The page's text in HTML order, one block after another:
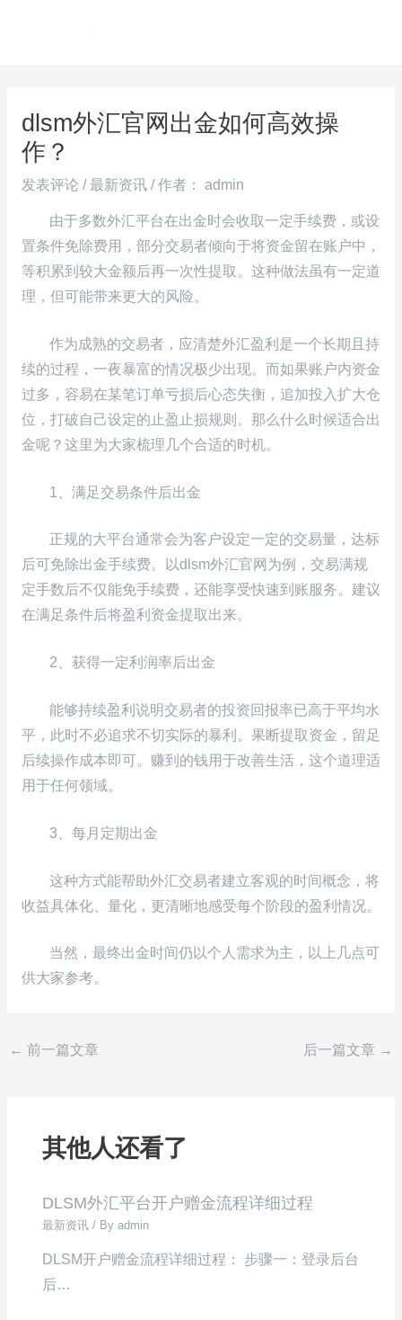
dlsm外汇官网出金如何高效操
作？
发表评论 /最新资讯/ 作者： admin
由于多数外汇平台在出金时会收取一定手续费，或设
置条件免除费用，部分交易者倾向于将资金留在账户中，
等积累到较大金额后再一次性提取。这种做法虽有一定道
理，但可能带来更大的风险。
作为成熟的交易者，应清楚外汇盈利是一个长期且持
续的过程，一夜暴富的情况极少出现。而如果账户内资金
过多，容易在某笔订单亏损后心态失衡，追加投入扩大仓
位，打破自己设定的止盈止损规则。那么什么时候适合出
金呢？这里为大家梳理几个合适的时机。
1、满足交易条件后出金
正规的大平台通常会为客户设定一定的交易量，达标
后可免除出金手续费。以dlsm外汇官网为例，交易满规
定手数后不仅能免手续费，还能享受快速到账服务。建议
在满足条件后将盈利资金提取出来。
2、获得一定利润率后出金
能够持续盈利说明交易者的投资回报率已高于平均水
平，此时不必追求不切实际的暴利。果断提取资金，留足
后续操作成本即可。赚到的钱用于改善生活，这个道理适
用于任何领域。
3、每月定期出金
这种方式能帮助外汇交易者建立客观的时间概念，将
收益具体化、量化，更清晰地感受每个阶段的盈利情况。
当然，最终出金时间仍以个人需求为主，以上几点可
供大家参考。
← 前一篇文章 后一篇文章 →
其他人还看了
DLSM外汇平台开户赠金流程详细过程
最新资讯 / Byadmin
DLSM开户赠金流程详细过程： 步骤一：登录后台
后…